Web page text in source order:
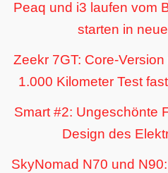
Peaq und i3 laufen vom
starten in
Zeekr 7GT: Core-
1.000 Kilometer Test
Smart #2: Ungeschönte
Design des
SkyNomad N70 und